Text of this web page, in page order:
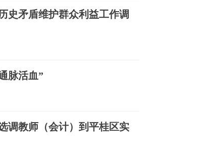
史矛盾维护群众利益工作调
脉活血”
调教师（会计）到平桂区实